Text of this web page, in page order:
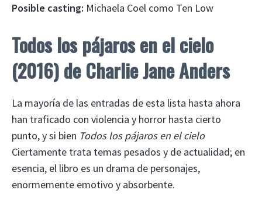
Posible casting: Michaela Coel como Ten Low
Todos los pájaros en el cielo
(2016) de Charlie Jane Anders
La mayoría de las entradas de esta lista hasta ahora
han traficado con violencia y horror hasta cierto
punto, y si bien Todos los pájaros en el cielo
Ciertamente trata temas pesados ​​y de actualidad; en
esencia, el libro es un drama de personajes,
enormemente emotivo y absorbente.